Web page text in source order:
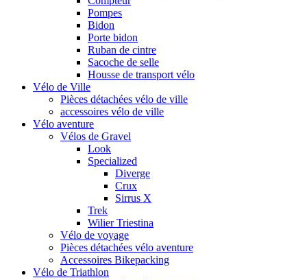
Pompes
Bidon
Porte bidon
Ruban de cintre
Sacoche de selle
Housse de transport vélo
Vélo de Ville
Pièces détachées vélo de ville
accessoires vélo de ville
Vélo aventure
Vélos de Gravel
Look
Specialized
Diverge
Crux
Sirrus X
Trek
Wilier Triestina
Vélo de voyage
Pièces détachées vélo aventure
Accessoires Bikepacking
Vélo de Triathlon